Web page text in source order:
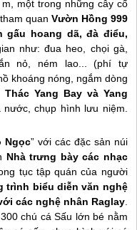
một trong những cây cổ
quan Vườn Hồng 999
gấu hoang dã, đà điểu,
như: đua heo, chọi gà,
nỏ, ném lao... (phí tự
khoáng nóng, ngắm dòng
Thác Yang Bay và Yang
nước, chụp hình lưu niệm.
Ngọc” với các đặc sản núi
Nhà trưng bày các nhạc
tục tập quán của người
trình biểu diễn văn nghệ
các nghệ nhân Raglay.
300 chú cá Sấu lớn bé nằm